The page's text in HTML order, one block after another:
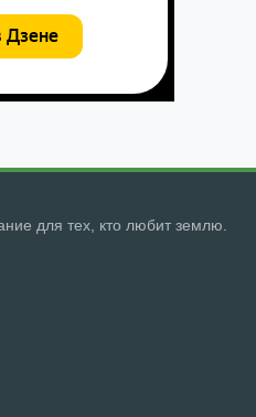
для тех, кто любит землю.